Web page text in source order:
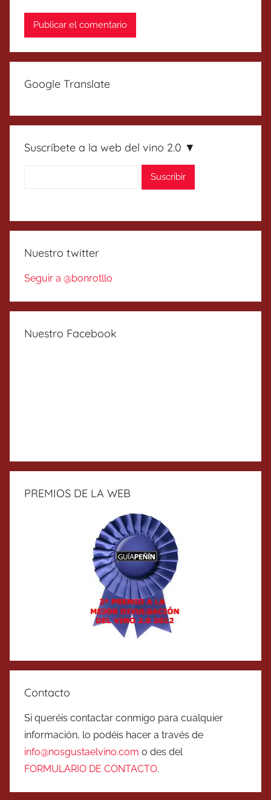
Google Translate
Suscríbete a la web del vino 2.0 ▼
Nuestro twitter
Seguir a @bonrotllo
Nuestro Facebook
PREMIOS DE LA WEB
Contacto
Si queréis contactar conmigo para cualquier
información, lo podéis hacer a través de
info@nosgustaelvino.com o des del
FORMULARIO DE CONTACTO.